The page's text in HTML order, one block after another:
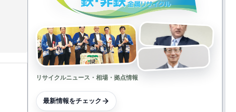
リサイクルニュース・相場・拠点情報
最新情報をチェック